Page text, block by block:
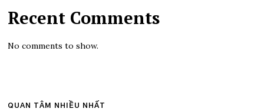
Recent Comments
No comments to show.
QUAN TÂM NHIỀU NHẤT